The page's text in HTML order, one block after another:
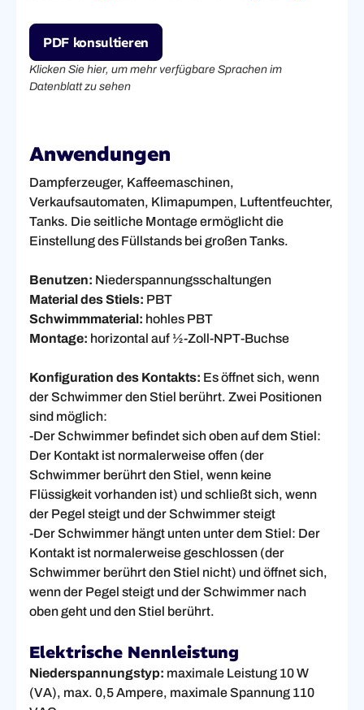
PDF konsultieren
Klicken Sie hier, um mehr verfügbare Sprachen im
Datenblatt zu sehen
Anwendungen
Dampferzeuger, Kaffeemaschinen,
Verkaufsautomaten, Klimapumpen, Luftentfeuchter,
Tanks. Die seitliche Montage ermöglicht die
Einstellung des Füllstands bei großen Tanks.
Benutzen: Niederspannungsschaltungen
Material des Stiels: PBT
Schwimmmaterial: hohles PBT
Montage: horizontal auf ½-Zoll-NPT-Buchse
Konfiguration des Kontakts: Es öffnet sich, wenn
der Schwimmer den Stiel berührt. Zwei Positionen
sind möglich:
-Der Schwimmer befindet sich oben auf dem Stiel:
Der Kontakt ist normalerweise offen (der
Schwimmer berührt den Stiel, wenn keine
Flüssigkeit vorhanden ist) und schließt sich, wenn
der Pegel steigt und der Schwimmer steigt
-Der Schwimmer hängt unten unter dem Stiel: Der
Kontakt ist normalerweise geschlossen (der
Schwimmer berührt den Stiel nicht) und öffnet sich,
wenn der Pegel steigt und der Schwimmer nach
oben geht und den Stiel berührt.
Elektrische Nennleistung
Niederspannungstyp: maximale Leistung 10 W
(VA), max. 0,5 Ampere, maximale Spannung 110